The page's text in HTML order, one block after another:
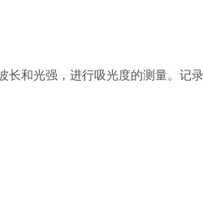
和光强，进行吸光度的测量。记录